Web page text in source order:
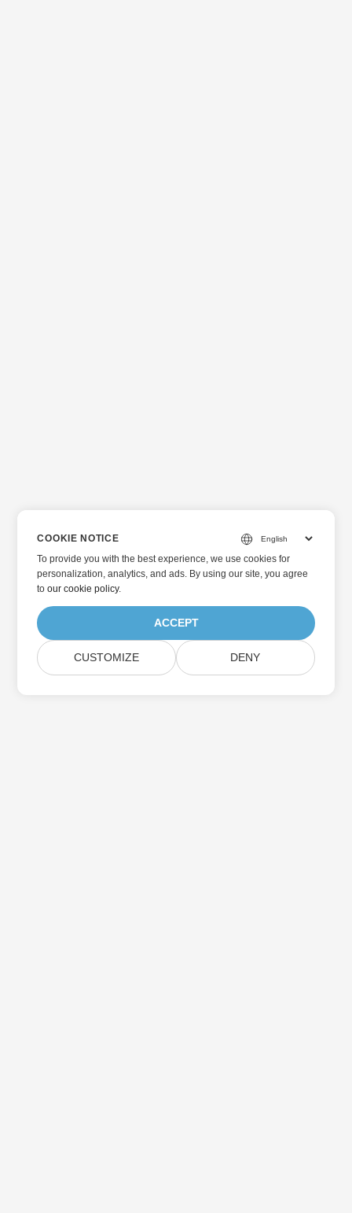
COOKIE NOTICE
To provide you with the best experience, we use cookies for
personalization, analytics, and ads. By using our site, you agree
toour cookie policy.
ACCEPT
CUSTOMIZE DENY